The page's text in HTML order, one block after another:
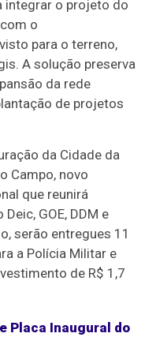
integrar o projeto do
o
para o terreno,
A solução preserva
da rede
de projetos
da Cidade da
Campo, novo
que reunirá
GOE, DDM e
serão entregues 11
a Polícia Militar e
de R$ 1,7